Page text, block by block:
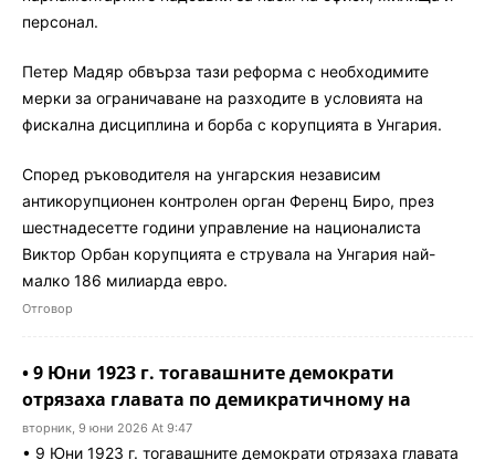
персонал.
Петер Мадяр обвърза тази реформа с необходимите
мерки за ограничаване на разходите в условията на
фискална дисциплина и борба с корупцията в Унгария.
Според ръководителя на унгарския независим
антикорупционен контролен орган Ференц Биро, през
шестнадесетте години управление на националиста
Виктор Орбан корупцията е струвала на Унгария най-
малко 186 милиарда евро.
Отговор
• 9 Юни 1923 г. тогавашните демократи
отрязаха главата по демикратичному на
вторник, 9 юни 2026 At 9:47
• 9 Юни 1923 г. тогавашните демократи отрязаха главата